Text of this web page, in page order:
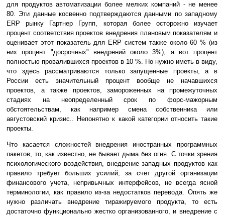
для продуктов автоматизации более мелких компаний - не менее
80. Эти данные косвенно подтверждаются данными по западному
ERP рынку Гартнер Групп, которая более осторожно изучает
процент соответствия проектов внедрения плановым показателям и
оценивает этот показатель для ERP систем также около 60 % (из
них процент "досрочных" внедрений около 3%), а вот процент
полностью провалившихся проектов в 10 %. Но нужно иметь в виду,
что здесь рассматриваются только запущенные проекты, а в
России есть значительный процент вообще не начавшихся
проектов, а также проектов, замороженных на промежуточных
стадиях на неопределенный срок по форс-мажорным
обстоятельствам, как например смена собственника или
августовский кризис.. Непонятно к какой категории относить такие
проекты.
Что касается сложностей внедрения иностранных программных
пакетов, то, как известно, не бывает дыма без огня. С точки зрения
психологического воздействия, внедрение западных продуктов как
правило требует больших усилий, за счет другой организации
финансового учета, непривычных интерфейсов, не всегда ясной
терминологии, как правило из-за недостатков перевода. Опять же
нужно различать внедрение тиражируемого продукта, то есть
достаточно функционально жестко организованного, и внедрение с